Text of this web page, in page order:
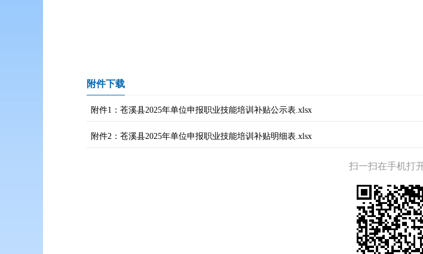
附件下载
附件1：苍溪县2025年单位申报职业技能培训补贴公示表.xlsx
附件2：苍溪县2025年单位申报职业技能培训补贴明细表.xlsx
扫一扫在手机打